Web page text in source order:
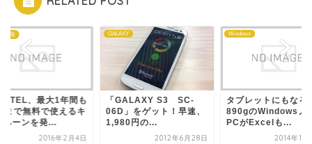
情報
、最大1年間も
まで無料で使えるキ
ペーンを発...
2016年2月4日
GALAXY
「GALAXY S3 SC-
06D」をゲット！早速、
1,980円の...
2012年6月28日
Windows
タブレットにもなる
890gのWindowsノ
PCがExcelも...
2014年11